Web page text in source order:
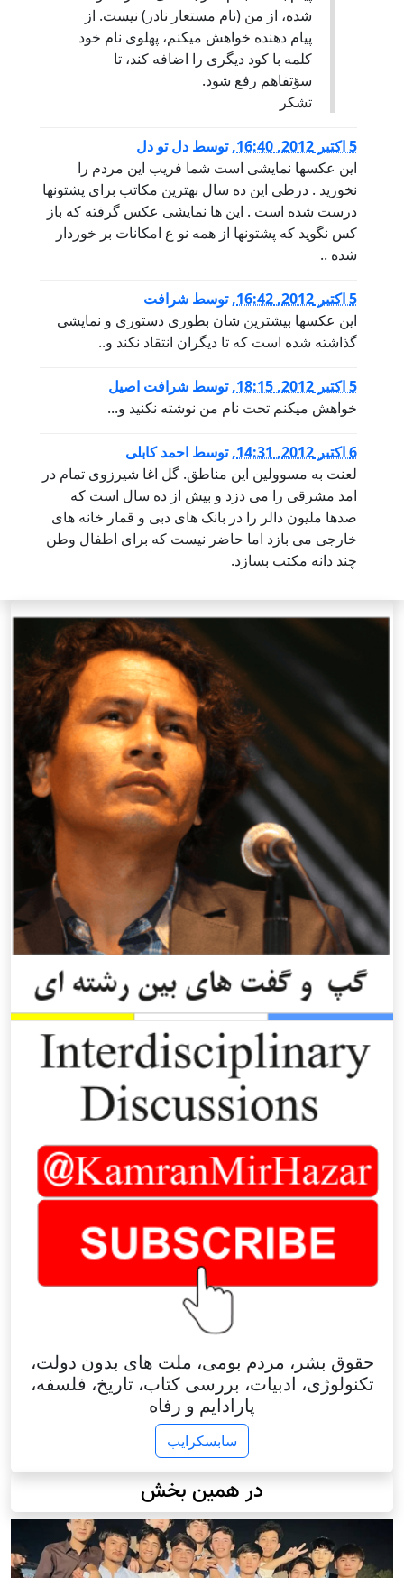
شده، از من (نام مستعار نادر) نیست. از
پیام دهنده خواهش میکنم، پهلوی نام خود
کلمه با کود دیگری را اضافه کند، تا
سؤتفاهم رفع شود.
تشکر
5 اكتبر 2012, 16:40 ,توسط دل تو دل
این عکسها نمایشی است شما فریب این مردم را
نخورید . درطی این ده سال بهترین مکاتب برای پشتونها
درست شده است . این ها نمایشی عکس گرفته که باز
کس نگوید که پشتونها از همه نو ع امکانات بر خوردار
شده ..
5 اكتبر 2012, 16:42 ,توسط شرافت
این عکسها بیشترین شان بطوری دستوری و نمایشی
گذاشته شده است که تا دیگران انتقاد نکند و..
5 اكتبر 2012, 18:15 ,توسط شرافت اصیل
خواهش میکنم تحت نام من نوشته نکنید و...
6 اكتبر 2012, 14:31 ,توسط احمد کابلی
لعنت به مسوولین این مناطق. گل اغا شیرزوی تمام در
امد مشرقی را می دزد و بیش از ده سال است که
صدها ملیون دالر را در بانک های دبی و قمار خانه های
خارجی می بازد اما حاضر نیست که برای اطفال وطن
چند دانه مکتب بسازد.
حقوق بشر، مردم بومی، ملت های بدون دولت،
تکنولوژی، ادبیات، بررسی کتاب، تاریخ، فلسفه،
پارادایم و رفاه
سابسکرایب
در همین بخش